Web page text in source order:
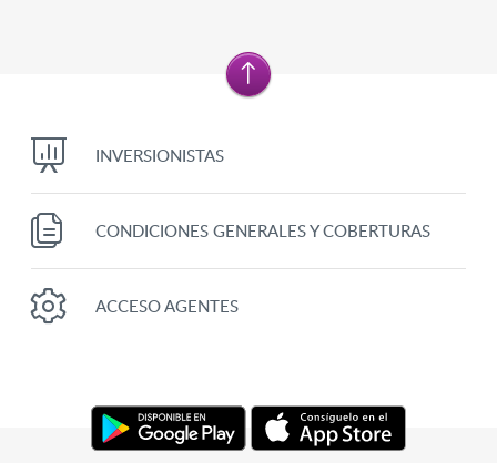
INVERSIONISTAS
CONDICIONES GENERALES Y COBERTURAS
ACCESO AGENTES